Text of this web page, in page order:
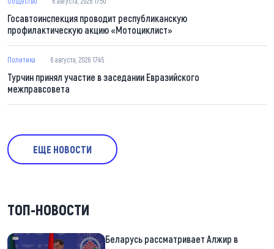
Госавтоинспекция проводит республиканскую
профилактическую акцию «Мотоциклист»
Политика 6 августа, 2026 17:45
Турчин принял участие в заседании Евразийского
межправсовета
ЕЩЕ НОВОСТИ
ТОП-НОВОСТИ
Беларусь рассматривает Алжир в